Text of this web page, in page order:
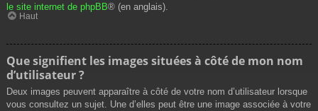
le site internet de phpBB® (en anglais).
Haut
Que signifient les images situées à côté de mon nom
d’utilisateur ?
Deux images peuvent apparaître à côté de votre nom d’utilisateur lorsque
vous consultez un sujet. Une d’elles peut être une image associée à votre